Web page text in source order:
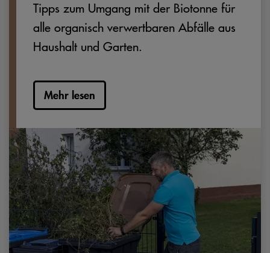
Tipps zum Umgang mit der Biotonne für
alle organisch verwertbaren Abfälle aus
Haushalt und Garten.
Mehr lesen